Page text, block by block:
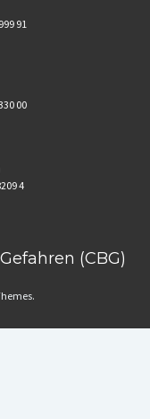
91
00
4
(CBG)